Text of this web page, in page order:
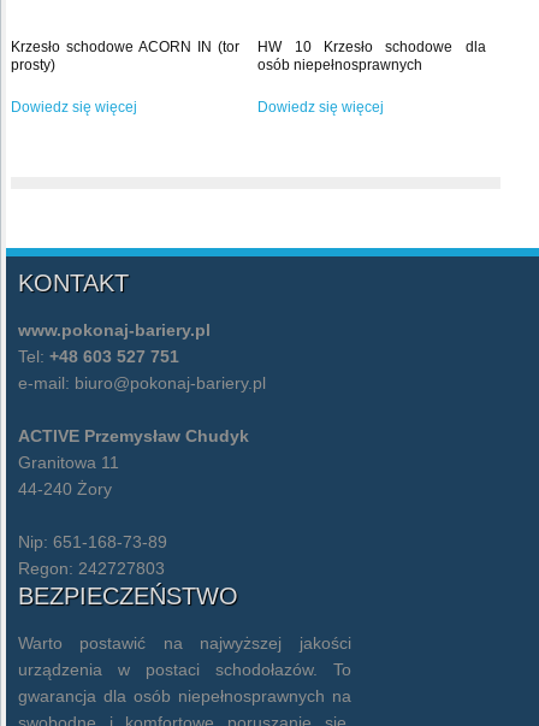
Krzesło schodowe ACORN IN (tor
prosty)
Dowiedz się więcej
HW 10 Krzesło schodowe dla
osób niepełnosprawnych
Dowiedz się więcej
KONTAKT
www.pokonaj-bariery.pl
Tel: +48 603 527 751
e-mail: biuro@pokonaj-bariery.pl
ACTIVE Przemysław Chudyk
Granitowa 11
44-240 Żory
Nip: 651-168-73-89
Regon: 242727803
BEZPIECZEŃSTWO
Warto postawić na najwyższej jakości
urządzenia w postaci schodołazów. To
gwarancja dla osób niepełnosprawnych na